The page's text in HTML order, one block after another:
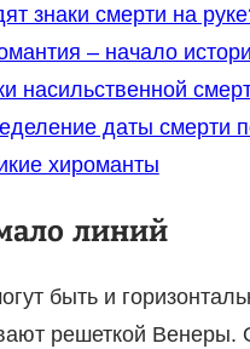
знаки смерти на
– начало
насильственной
даты смерти
хироманты
линий
быть и
решеткой Венеры.